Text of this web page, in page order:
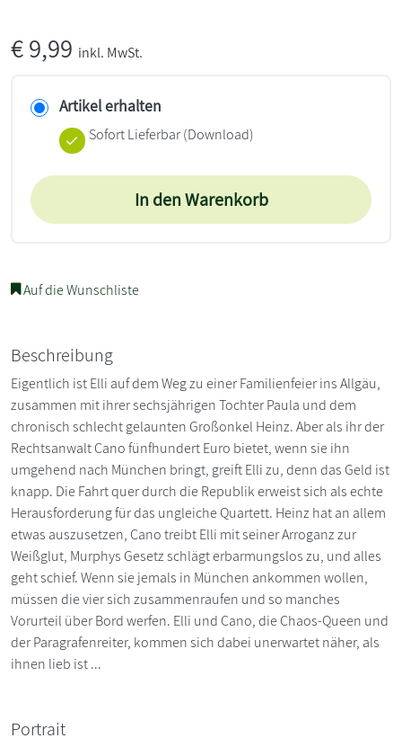
€9,99 inkl. MwSt.
Artikel erhalten
Sofort Lieferbar (Download)
In den Warenkorb
Auf die Wunschliste
Beschreibung
Eigentlich ist Elli auf dem Weg zu einer Familienfeier ins Allgäu,
zusammen mit ihrer sechsjährigen Tochter Paula und dem
chronisch schlecht gelaunten Großonkel Heinz. Aber als ihr der
Rechtsanwalt Cano fünfhundert Euro bietet, wenn sie ihn
umgehend nach München bringt, greift Elli zu, denn das Geld ist
knapp. Die Fahrt quer durch die Republik erweist sich als echte
Herausforderung für das ungleiche Quartett. Heinz hat an allem
etwas auszusetzen, Cano treibt Elli mit seiner Arroganz zur
Weißglut, Murphys Gesetz schlägt erbarmungslos zu, und alles
geht schief. Wenn sie jemals in München ankommen wollen,
müssen die vier sich zusammenraufen und so manches
Vorurteil über Bord werfen. Elli und Cano, die Chaos-Queen und
der Paragrafenreiter, kommen sich dabei unerwartet näher, als
ihnen lieb ist ...
Portrait